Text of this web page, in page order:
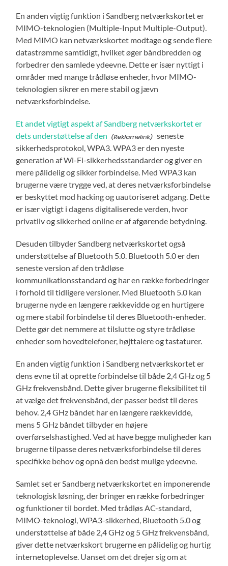
En anden vigtig funktion i Sandberg netværkskortet er
MIMO-teknologien (Multiple-Input Multiple-Output).
Med MIMO kan netværkskortet modtage og sende flere
datastrømme samtidigt, hvilket øger båndbredden og
forbedrer den samlede ydeevne. Dette er især nyttigt i
områder med mange trådløse enheder, hvor MIMO-
teknologien sikrer en mere stabil og jævn
netværksforbindelse.
Et andet vigtigt aspekt af Sandberg netværkskortet er
dets understøttelse af den
seneste
sikkerhedsprotokol, WPA3. WPA3 er den nyeste
generation af Wi-Fi-sikkerhedsstandarder og giver en
mere pålidelig og sikker forbindelse. Med WPA3 kan
brugerne være trygge ved, at deres netværksforbindelse
er beskyttet mod hacking og uautoriseret adgang. Dette
er især vigtigt i dagens digitaliserede verden, hvor
privatliv og sikkerhed online er af afgørende betydning.
Desuden tilbyder Sandberg netværkskortet også
understøttelse af Bluetooth 5.0. Bluetooth 5.0 er den
seneste version af den trådløse
kommunikationsstandard og har en række forbedringer
i forhold til tidligere versioner. Med Bluetooth 5.0 kan
brugerne nyde en længere rækkevidde og en hurtigere
og mere stabil forbindelse til deres Bluetooth-enheder.
Dette gør det nemmere at tilslutte og styre trådløse
enheder som hovedtelefoner, højttalere og tastaturer.
En anden vigtig funktion i Sandberg netværkskortet er
dens evne til at oprette forbindelse til både 2,4 GHz og 5
GHz frekvensbånd. Dette giver brugerne fleksibilitet til
at vælge det frekvensbånd, der passer bedst til deres
behov. 2,4 GHz båndet har en længere rækkevidde,
mens 5 GHz båndet tilbyder en højere
overførselshastighed. Ved at have begge muligheder kan
brugerne tilpasse deres netværksforbindelse til deres
specifikke behov og opnå den bedst mulige ydeevne.
Samlet set er Sandberg netværkskortet en imponerende
teknologisk løsning, der bringer en række forbedringer
og funktioner til bordet. Med trådløs AC-standard,
MIMO-teknologi, WPA3-sikkerhed, Bluetooth 5.0 og
understøttelse af både 2,4 GHz og 5 GHz frekvensbånd,
giver dette netværkskort brugerne en pålidelig og hurtig
internetoplevelse. Uanset om det drejer sig om at